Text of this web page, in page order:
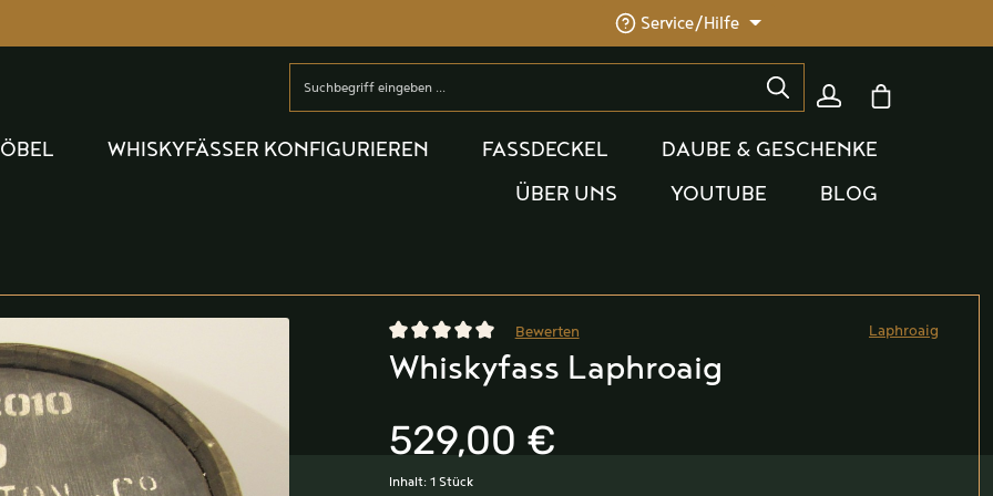
Service/Hilfe
Warenkorb
WHISKYFÄSSER KONFIGURIEREN FASSDECKEL
DAUBE & GESCHENKE
ÜBER UNS
YOUTUBE BLOG
Durchschnittliche Bewertung von 0 von 5 Sternen
Bewerten Laphroaig
Whiskyfass Laphroaig
529,00 €
Inhalt:1 Stück